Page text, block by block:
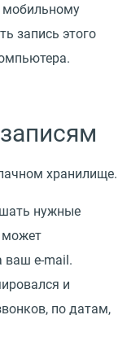
мобильному
запись этого
хранилище.
нужные
может
ваш e-mail.
и
по датам,